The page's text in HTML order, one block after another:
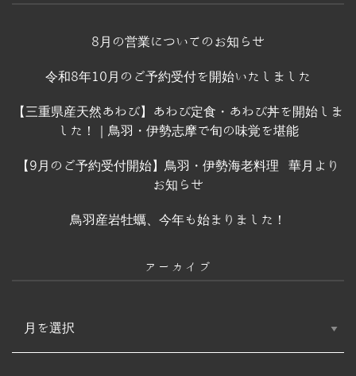
8月の営業についてのお知らせ
令和8年10月のご予約受付を開始いたしました
【三重県産天然あわび】あわび定食・あわび丼を開始しま
した！｜鳥羽・伊勢志摩で旬の味覚を堪能
【9月のご予約受付開始】鳥羽・伊勢海老料理 華月より
お知らせ
鳥羽産岩牡蠣、今年も始まりました！
アーカイブ
カ